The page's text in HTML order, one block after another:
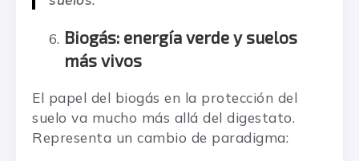
Biogás: energía verde y suelos
más vivos
El papel del biogás en la protección del
suelo va mucho más allá del digestato.
Representa un cambio de paradigma: